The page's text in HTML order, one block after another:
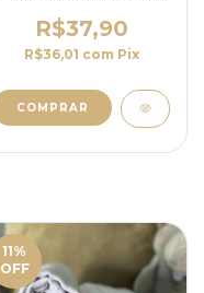
Algodão
R$37,90
R$36,01 com Pix
11%
OFF